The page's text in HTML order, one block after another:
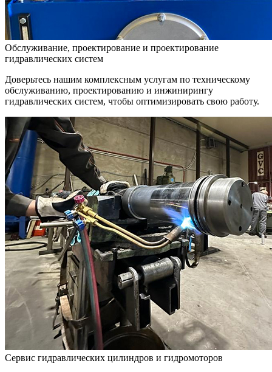
Обслуживание, проектирование и проектирование
гидравлических систем
Доверьтесь нашим комплексным услугам по техническому
обслуживанию, проектированию и инжинирингу
гидравлических систем, чтобы оптимизировать свою работу.
Сервис гидравлических цилиндров и гидромоторов